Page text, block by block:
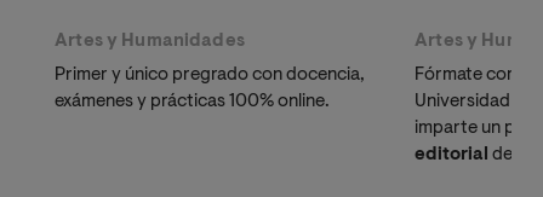
Artes y Humanidades
Primer y único pregrado con docencia,
exámenes y prácticas 100% online.
Artes y
Fórmate como
Universidad
imparte un
editorial de la